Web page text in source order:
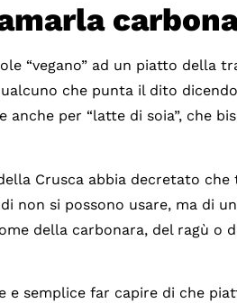
“vegano” ad un piatto della
che punta il dito
anche per “latte di soia”, che
Crusca abbia decretato
non si possono usare, ma di
della carbonara, del ragù o
e semplice far capire di che